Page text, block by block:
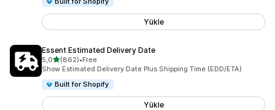
Yükle
Essent Estimated Delivery Date
5,05 yıldız üzerinden
(862)
toplam 862 değerlendirme
•Free
Show Estimated Delivery Date Plus Shipping Time (EDD/ETA)
Built for Shopify
Yükle